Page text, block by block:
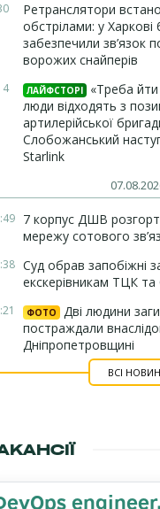
Ретранслятори
обстрілами: у Харкові
забезпечили зв’язок
ворожих снайперів
ЛАЙФСТОРІ
«Треба
люди відходять з
артилерійської
Слобожанський
Starlink
7 корпус ДШВ
мережу сотового
Суд обрав запобіжні
екскерівникам ТЦК та
ФОТО
Дві людини
постраждали
Дніпропетровщині
ВСІ